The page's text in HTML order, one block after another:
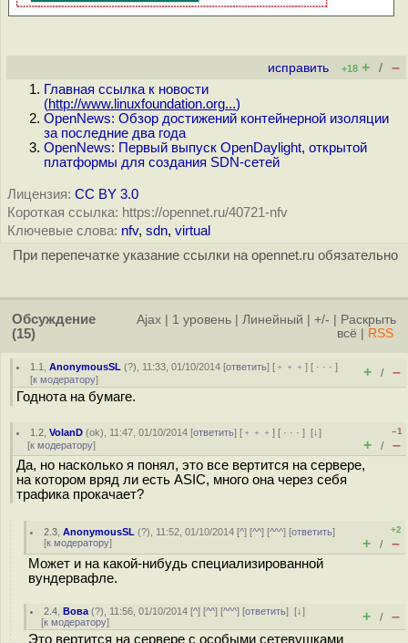
исправить +18 + / –
Главная ссылка к новости
(http://www.linuxfoundation.org...)
OpenNews: Обзор достижений контейнерной изоляции
за последние два года
OpenNews: Первый выпуск OpenDaylight, открытой
платформы для создания SDN-сетей
Лицензия: CC BY 3.0
Короткая ссылка: https://opennet.ru/40721-nfv
Ключевые слова: nfv, sdn, virtual
При перепечатке указание ссылки на opennet.ru обязательно
Обсуждение
(15)
Ajax 1 уровень Линейный +/-
Раскрыть
всё
RSS
1.1 ,AnonymousSL (?), 11:33, 01/10/2014 [ответить] [ ﹢﹢﹢] [ · · ·]
[к модератору] + / –
Годнота на бумаге.
1.2 ,VolanD (ok), 11:47, 01/10/2014 [ответить] [ ﹢﹢﹢] [ · · ·][↓]
[к модератору]
–1
+ / –
Да, но насколько я понял, это все вертится на сервере,
на котором вряд ли есть ASIC, много она через себя
трафика прокачает?
2.3 ,AnonymousSL (?), 11:52, 01/10/2014 [^] [^^] [^^^] [ответить]
[к модератору]
+2
+ / –
Может и на какой-нибудь специализированной
вундервафле.
2.4 ,Вова (?), 11:56, 01/10/2014 [^] [^^] [^^^] [ответить][↓]
[к модератору] + / –
Это вертится на сервере с особыми сетевушками